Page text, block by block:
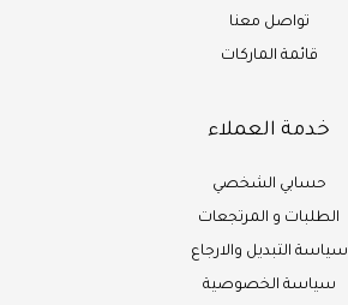
تواصل معنا
قائمة الماركات
خدمة العملاء
حسابي الشخصي
الطلبات و المرتجعات
سياسة التبديل والارجاع
سياسة الخصوصية